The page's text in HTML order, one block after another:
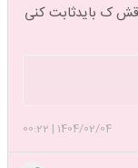
ک بایدثابت کنی
1404/02/04
|
00:22